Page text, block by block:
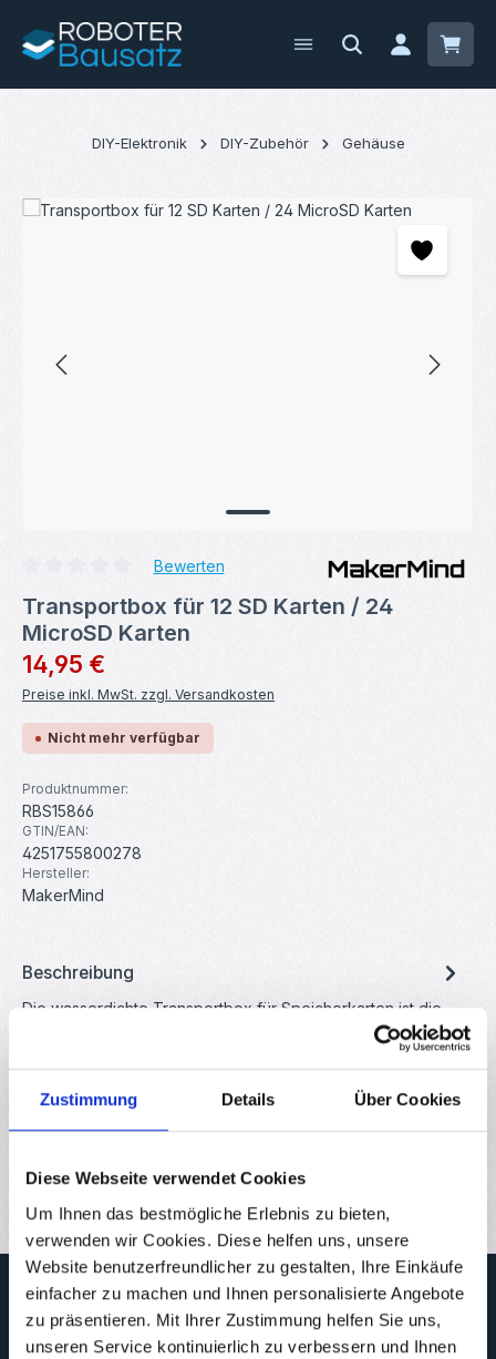
Zustimmung Details Über Cookies
Diese Webseite verwendet Cookies
Um Ihnen das bestmögliche Erlebnis zu bieten,
verwenden wir Cookies. Diese helfen uns, unsere
Website benutzerfreundlicher zu gestalten, Ihre Einkäufe
einfacher zu machen und Ihnen personalisierte Angebote
zu präsentieren. Mit Ihrer Zustimmung helfen Sie uns,
unseren Service kontinuierlich zu verbessern und Ihnen
Zum Hauptinhalt springen
DIY-Elektronik DIY-Zubehör Gehäuse
Bildergalerie überspringen
Bewerten
Transportbox für 12 SD Karten / 24
MicroSD Karten
Regulärer Preis:
14,95 €
Preise inkl. MwSt. zzgl. Versandkosten
Nicht mehr verfügbar
Produktnummer:
RBS15866
GTIN/EAN:
4251755800278
Hersteller:
MakerMind
Beschreibung
Die wasserdichte Transportbox für Speicherkarten ist die
ideale Lösung, um Ihre wertvollen SD-Karten und MicroSD-
Eigenschaften
Downloads
Bewertungen
Newsletter
Abonnieren Sie jetzt unseren regelmäßig erscheinenden
Newsletter, um rechtzeitig über neue Produkte und Angebote